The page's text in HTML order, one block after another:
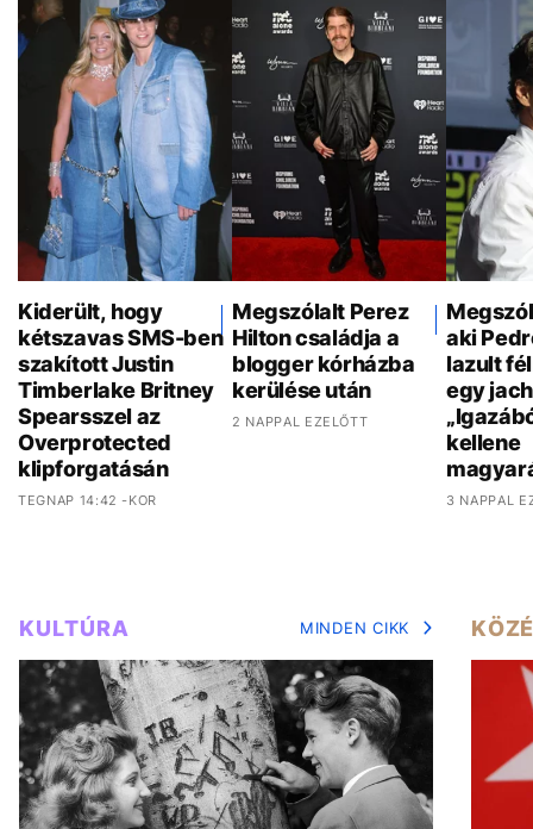
Kiderült, hogy
kétszavas SMS-ben
szakított Justin
Timberlake Britney
Spearsszel az
Overprotected
klipforgatásán
TEGNAP 14:42 -KOR
Megszólalt Perez
Hilton családja a
blogger kórházba
kerülése után
2 NAPPAL EZELŐTT
aki
lazult
egy
kellene
3 NAPPAL
KULTÚRA MINDEN CIKK